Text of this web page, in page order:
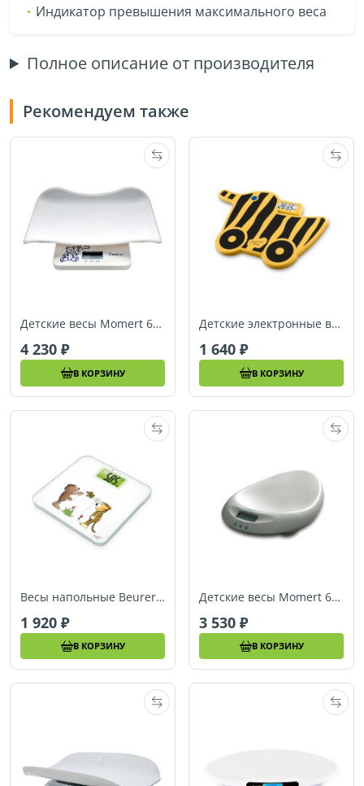
Индикатор превышения максимального веса
Полное описание от производителя
Рекомендуем также
Детские весы Momert 6425
4 230
В КОРЗИНУ
Детские электронные весы Beurer JPS11
1 640
В КОРЗИНУ
Весы напольные Beurer JGS22
1 920
В КОРЗИНУ
Детские весы Momert 6400
3 530
В КОРЗИНУ